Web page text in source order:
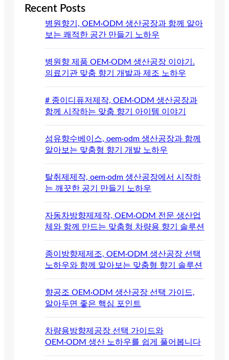
Recent Posts
병원향기, OEM·ODM 생산공장과 함께 알아
보는 쾌적한 공간 만들기 노하우
병원향 제품 OEM·ODM 생산공장 이야기.
의료기관 맞춤 향기 개발과 제조 노하우
# 종이디퓨저제작, OEM·ODM 생산공장과
함께 시작하는 맞춤 향기 아이템 이야기
섬유향수베이스, oem·odm 생산공장과 함께
알아보는 맞춤형 향기 개발 노하우
탈취제제작, oem·odm 생산공장에서 시작하
는 깨끗한 공기 만들기 노하우
자동차방향제제작, OEM·ODM 전문 생산업
체와 함께 만드는 맞춤형 차량용 향기 솔루션
종이방향제제조, OEM·ODM 생산공장 선택
노하우와 함께 알아보는 맞춤형 향기 솔루션
향공조 OEM·ODM 생산공장 선택 가이드,
알아두면 좋은 핵심 포인트
차량용방향제공장 선택 가이드와
OEM·ODM 생산 노하우를 쉽게 풀어봅니다